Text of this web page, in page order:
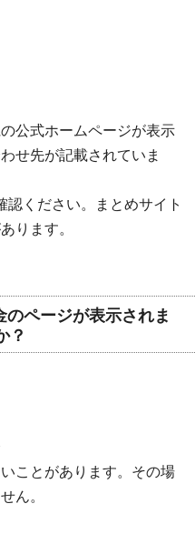
公式ホームページが表示
せ先が記載されていま
ください。まとめサイト
ります。
ページが表示されま
？
ことがあります。その場
ん。